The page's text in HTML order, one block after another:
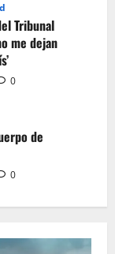
Tribunal
me dejan
0
de
0